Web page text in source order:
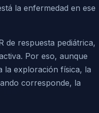
la enfermedad en ese
de respuesta pediátrica,
Por eso, aunque
la exploración física, la
corresponde, la